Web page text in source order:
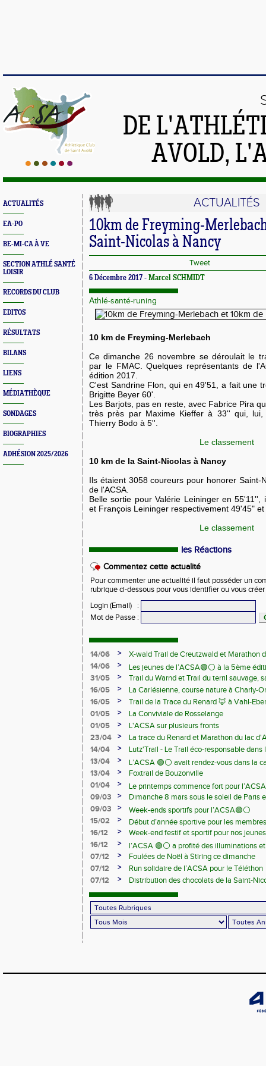
DE
AVOLD,
ACTUALITÉS
EA-PO
BE-MI-CA À VE
SECTION ATHLÉ SANTÉ
LOISIR
RECORDS DU CLUB
EDITOS
RÉSULTATS
BILANS
LIENS
MÉDIATHÈQUE
SONDAGES
BIOGRAPHIES
ADHÉSION 2025/2026
ACTUALITÉS
10km de Freyming-
Saint-Nicolas à Nancy
Tweet
6 Décembre 2017 - Marcel SCHMIDT
Athlé-santé-runing
10 km de Freyming-Merlebach
​Ce dimanche 26 novembre se déroulait le
par le FMAC. Quelques représentants de
édition 2017.
C'est Sandrine Flon, qui en 49'51, a fait une
Brigitte Beyer 60'.
​Les Barjots, pas en reste, avec Fabrice Pira
très près par Maxime Kieffer à 33'' qui,
Thierry Bodo à 5''.
Le classement
10 km de la Saint-Nicolas à Nancy
​Ils étaient 3058 coureurs pour honorer Saint-
de l'ACSA.
Belle sortie pour Valérie Leininger en 55'11'',
et François Leininger respectivement 49'45"
Le classement
les Réactions
Commentez cette actualité
Pour commenter une actualité il faut posséder un
rubrique ci-dessous pour vous identifier ou vous
Login (Email)
:
Mot de Passe :
14/06 >
X-wald Trail de Creutzwald et Marathon
14/06
>
Les jeunes de l’ACSA🟢⚪️ à la 5ème
Samedi 13 juin
31/05 >
Trail du Warnd et Trail du terril sauvage,
16/05
>
La Carlésienne, course nature à Charly-
16/05
>
Trail de la Trace du Renard 🦊 à Vahl-
01/05
>
La Conviviale de Rosselange
01/05
>
L'ACSA sur plusieurs fronts
23/04
>
La trace du Renard et Marathon du lac
14/04
>
Lutz'Trail - Le Trail éco-responsable dans
13/04
>
L’ACSA 🟢⚪️ avait rendez-vous dans la
13/04
>
Foxtrail de Bouzonville
01/04
>
Le printemps commence fort pour
09/03
>
Dimanche 8 mars sous le soleil de Paris
09/03
>
Week-ends sportifs pour l’ACSA🟢⚪️
15/02
>
Début d’année sportive pour les
16/12
>
Week-end festif et sportif pour nos
16/12
>
l’ACSA 🟢⚪️ a profité des illuminations
07/12
>
Foulées de Noël à Stiring ce dimanche
07/12
>
Run solidaire de l’ACSA pour le Téléthon
07/12
> Distribution des chocolats de la Saint-